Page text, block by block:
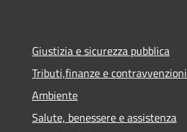
Giustizia e sicurezza pubblica
Tributi,finanze e contravvenzioni
Ambiente
Salute, benessere e assistenza